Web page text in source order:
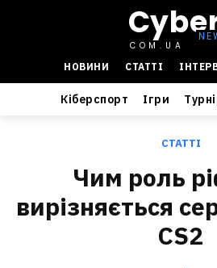
COM.UA
НОВИНИ
СТАТТІ
Кіберспорт Ігри
СТАТТІ
Чим роль
вирізняється
CS2